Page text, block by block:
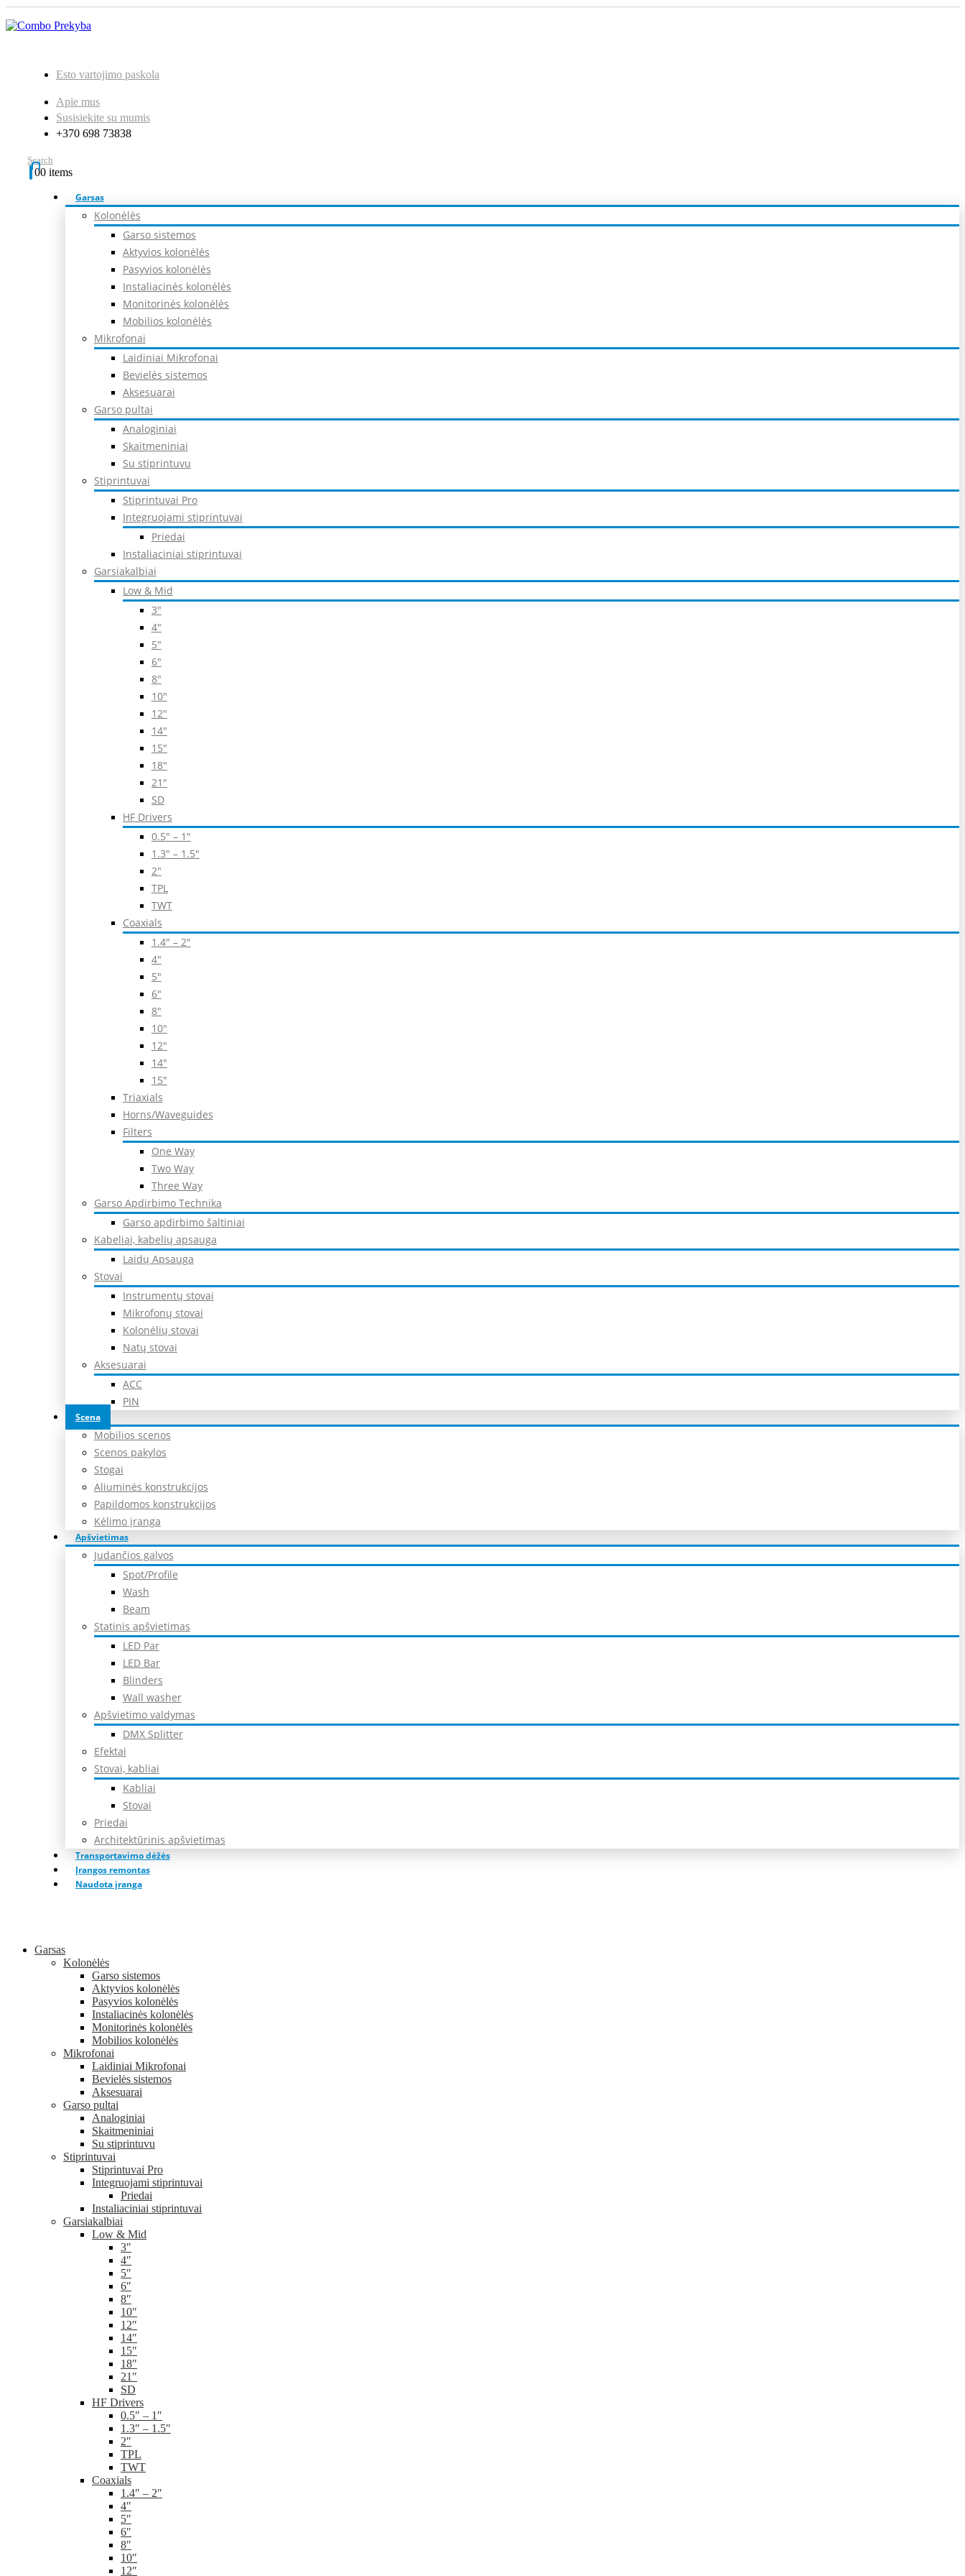
Esto vartojimo paskola
Apie mus
Susisiekite su mumis
+370 698 73838
Search
00 items
Garsas
Kolonėlės
Garso sistemos
Aktyvios kolonėlės
Pasyvios kolonėlės
Instaliacinės kolonėlės
Monitorinės kolonėlės
Mobilios kolonėlės
Mikrofonai
Laidiniai Mikrofonai
Bevielės sistemos
Aksesuarai
Garso pultai
Analoginiai
Skaitmeniniai
Su stiprintuvu
Stiprintuvai
Stiprintuvai Pro
Integruojami stiprintuvai
Priedai
Instaliaciniai stiprintuvai
Garsiakalbiai
Low & Mid
3″
4″
5″
6″
8″
10″
12″
14″
15″
18″
21″
SD
HF Drivers
0.5″ – 1″
1.3″ – 1.5″
2″
TPL
TWT
Coaxials
1.4″ – 2″
4″
5″
6″
8″
10″
12″
14″
15″
Triaxials
Horns/Waveguides
Filters
One Way
Two Way
Three Way
Garso Apdirbimo Technika
Garso apdirbimo šaltiniai
Kabeliai, kabelių apsauga
Laidų Apsauga
Stovai
Instrumentų stovai
Mikrofonų stovai
Kolonėlių stovai
Natų stovai
Aksesuarai
ACC
PIN
Scena
Mobilios scenos
Scenos pakylos
Stogai
Aliuminės konstrukcijos
Papildomos konstrukcijos
Kėlimo įranga
Apšvietimas
Judančios galvos
Spot/Profile
Wash
Beam
Statinis apšvietimas
LED Par
LED Bar
Blinders
Wall washer
Apšvietimo valdymas
DMX Splitter
Efektai
Stovai, kabliai
Kabliai
Stovai
Priedai
Architektūrinis apšvietimas
Transportavimo dėžės
Įrangos remontas
Naudota įranga
Garsas
Kolonėlės
Garso sistemos
Aktyvios kolonėlės
Pasyvios kolonėlės
Instaliacinės kolonėlės
Monitorinės kolonėlės
Mobilios kolonėlės
Mikrofonai
Laidiniai Mikrofonai
Bevielės sistemos
Aksesuarai
Garso pultai
Analoginiai
Skaitmeniniai
Su stiprintuvu
Stiprintuvai
Stiprintuvai Pro
Integruojami stiprintuvai
Priedai
Instaliaciniai stiprintuvai
Garsiakalbiai
Low & Mid
3″
4″
5″
6″
8″
10″
12″
14″
15″
18″
21″
SD
HF Drivers
0.5″ – 1″
1.3″ – 1.5″
2″
TPL
TWT
Coaxials
1.4″ – 2″
4″
5″
6″
8″
10″
12″